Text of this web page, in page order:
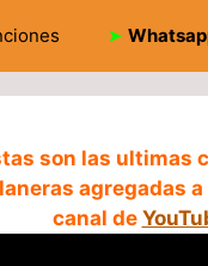
➤
son las ultimas
agregadas
canal de